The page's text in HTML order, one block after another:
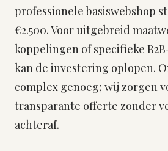
professionele basiswebshop
€2.500. Voor uitgebreid
koppelingen of specifieke
kan de investering oplopen.
complex genoeg; wij zorgen
transparante offerte zonder
achteraf.